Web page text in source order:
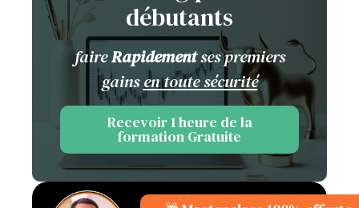
débutants
faireRapidementses premiers
gainsen toute sécurité
Recevoir 1 heure de la
formation Gratuite